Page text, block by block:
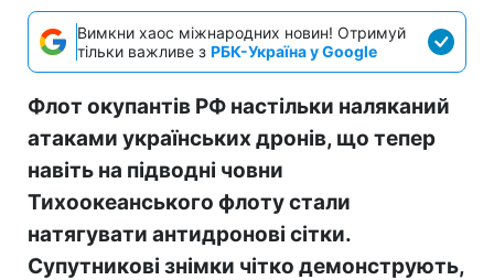
Вимкни хаос міжнародних новин! Отримуй
тільки важливе з РБК-Україна у Google
Флот окупантів РФ настільки наляканий
атаками українських дронів, що тепер
навіть на підводні човни
Тихоокеанського флоту стали
натягувати антидронові сітки.
Супутникові знімки чітко демонструють,